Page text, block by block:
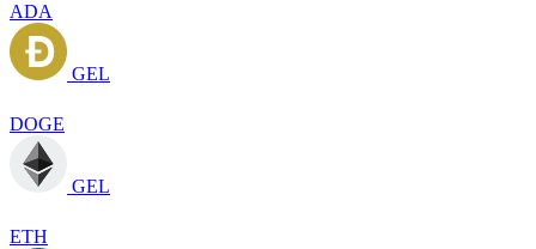
ADA
GEL
DOGE
GEL
ETH